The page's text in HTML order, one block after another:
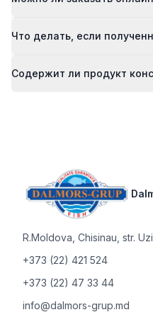
Что делать, если
Содержит ли продукт
R.Moldova Chisinau, str.
+373 (22) 421 524
+373 (22) 47 33 44
info@dalmors-grup.md